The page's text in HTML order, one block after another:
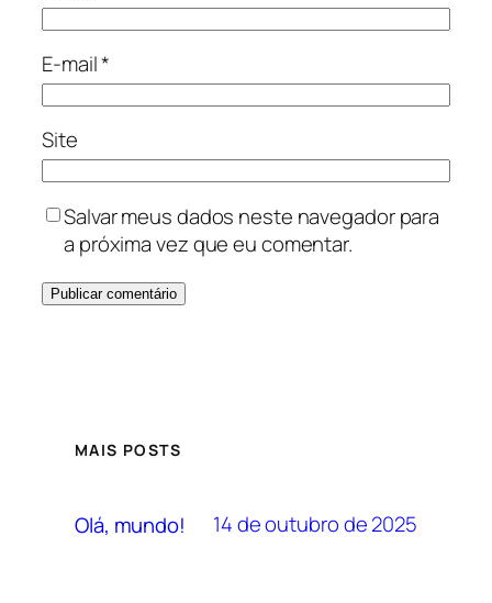
E-mail*
Site
Salvar meus dados neste navegador para
a próxima vez que eu comentar.
MAIS POSTS
Olá, mundo! 14 de outubro de 2025